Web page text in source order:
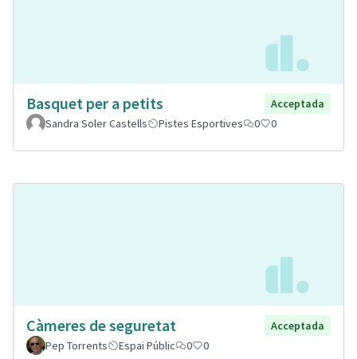
Basquet per a petits
Acceptada
Sandra Soler Castells
Pistes Esportives 0 0
Càmeres de seguretat
Acceptada
Pep Torrents
Espai Públic 0 0